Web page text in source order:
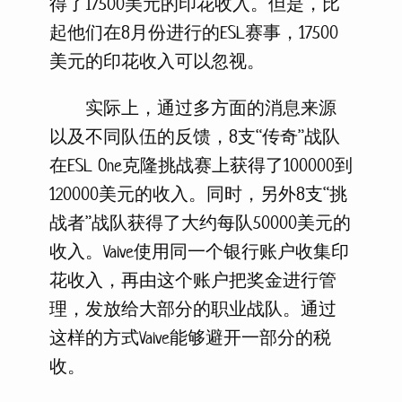
起他们在8月份进行的ESL赛事，17500
美元的印花收入可以忽视。
实际上，通过多方面的消息来源
以及不同队伍的反馈，8支“传奇”战队
在ESL One克隆挑战赛上获得了100000到
120000美元的收入。同时，另外8支“挑
战者”战队获得了大约每队50000美元的
收入。Valve使用同一个银行账户收集印
花收入，再由这个账户把奖金进行管
理，发放给大部分的职业战队。通过
这样的方式Valve能够避开一部分的税
收。